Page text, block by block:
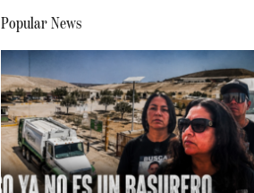
Popular News